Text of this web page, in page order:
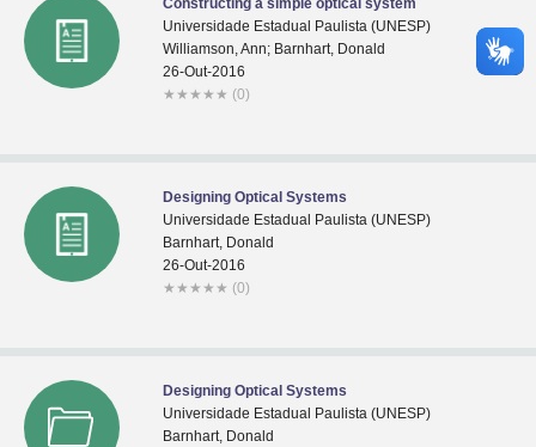
Constructing a simple optical system
Universidade Estadual Paulista (UNESP)
Williamson, Ann; Barnhart, Donald
26-Out-2016
★ ★ ★ ★ ★ (0)
Designing Optical Systems
Universidade Estadual Paulista (UNESP)
Barnhart, Donald
26-Out-2016
★ ★ ★ ★ ★ (0)
Designing Optical Systems
Universidade Estadual Paulista (UNESP)
Barnhart, Donald